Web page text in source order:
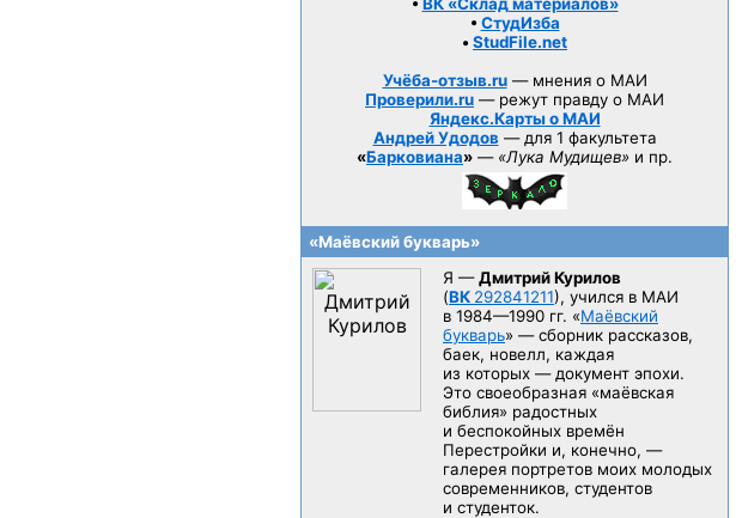
• СтудИзба
• StudFile.net
Учёба-отзыв.ru— мнения о МАИ
Проверили.ru — режут правду о МАИ
Яндекс.Карты о МАИ
Андрей Удодов — для 1 факультета
«Барковиана» — «Лука Мудищев» и пр.
«Маёвский букварь»
Я —Дмитрий Курилов
(ВК 292841211), учился в МАИ
в 1984—1990 гг. «Маёвский
букварь» — сборник рассказов,
баек, новелл, каждая
из которых — документ эпохи.
Это своеобразная «маёвская
библия» радостных
и беспокойных времён
Перестройки и, конечно, —
галерея портретов моих молодых
современников, студентов
и студенток.